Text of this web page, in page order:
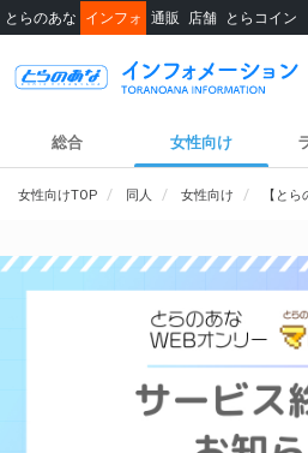
とらのあな インフォ 通販 店舗 とらコイン
総合 女性向け
女性向けTOP 同人 女性向け 【と